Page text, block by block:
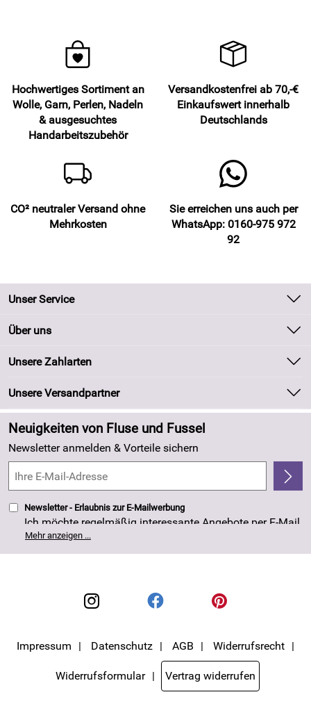
Hochwertiges Sortiment an
Wolle, Garn, Perlen, Nadeln
& ausgesuchtes
Handarbeitszubehör
Versandkostenfrei ab 70,-€
Einkaufswert innerhalb
Deutschlands
CO² neutraler Versand ohne
Mehrkosten
Sie erreichen uns auch per
WhatsApp: 0160-975 972
92
Unser Service
Kontakt
Kundeninformationen
Newsletter
Zahlung und Versand
Kundenlogin
Über uns
Unsere Bestseller
Neu
Angebote
Made in Germany
4,8/5*****
Unsere Zahlarten
Unsere Versandpartner
Neuigkeiten von Fluse und Fussel
Newsletter anmelden & Vorteile sichern
Newsletter - Erlaubnis zur E-Mailwerbung
Ich möchte regelmäßig interessante Angebote per E-Mail
erhalten. Meine E-Mail-Adresse wird nicht an andere
Unternehmen weitergegeben. Die Einwilligung zur
Nutzung meiner E-Mail- Adresse für Werbezwecke kann
Mehr anzeigen ...
Impressum Datenschutz AGB Widerrufsrecht
Widerrufsformular Vertrag widerrufen